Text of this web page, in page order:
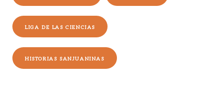
LIGA DE LAS CIENCIAS
HISTORIAS SANJUANINAS